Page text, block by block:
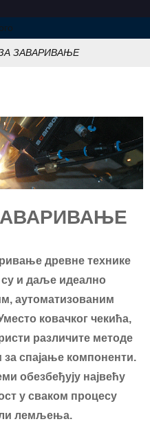
ЗАВАРИВАЊЕ
древне технике
и даље идеално
аутоматизованим
ковачког чекића,
различите методе
за спајање компоненти.
обезбеђују највећу
у сваком процесу
лемљења.